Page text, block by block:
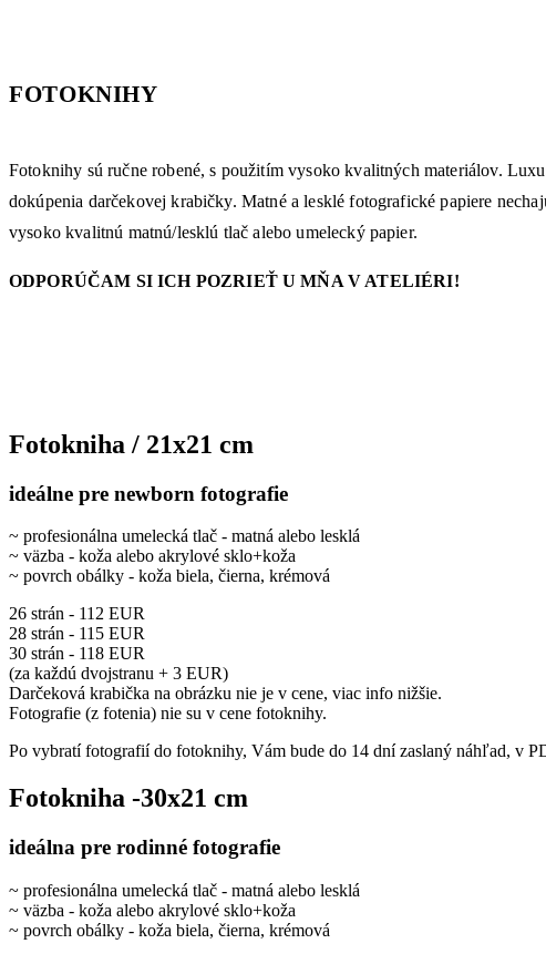
FOTOKNIHY
Fotoknihy sú ručne robené, s použitím vysoko kvalitných materiálov.
dokúpenia darčekovej krabičky. Matné a lesklé fotografické papiere
vysoko kvalitnú matnú/lesklú tlač alebo umelecký papier.
ODPORÚČAM SI ICH POZRIEŤ U MŇA V ATELIÉRI!
Fotokniha / 21x21 cm
ideálne pre newborn fotografie
~ profesionálna umelecká tlač - matná alebo lesklá
~ väzba - koža alebo akrylové sklo+koža
~ povrch obálky - koža biela, čierna, krémová
26 strán - 112 EUR
28 strán - 115 EUR
30 strán - 118 EUR
(za každú dvojstranu + 3 EUR)
Darčeková krabička na obrázku nie je v cene, viac info nižšie.
Fotografie (z fotenia) nie su v cene fotoknihy.
Po vybratí fotografií do fotoknihy, Vám bude do 14 dní zaslaný náhľad, v
Fotokniha -30x21 cm
ideálna pre rodinné fotografie
~ profesionálna umelecká tlač - matná alebo lesklá
~ väzba - koža alebo akrylové sklo+koža
~ povrch obálky - koža biela, čierna, krémová